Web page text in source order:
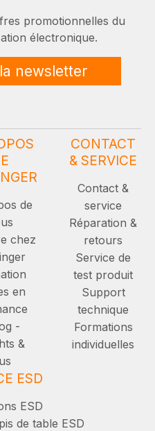
promotionnelles du
électronique.
newsletter
de
chez
en
-
&
CONTACT
& SERVICE
Contact &
service
Réparation &
retours
Service de
test produit
Support
technique
Formations
individuelles
ESD
ESD
de table ESD